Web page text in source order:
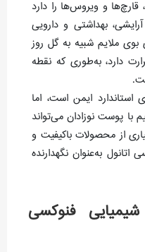
قارچ‌ها و ویروس‌ها را دارد
بهداشتی و دارویی
ملایم شبیه به گل روز
دارد، به‌طوری که نقطه
ایمن است، اما
پوست نوزادان می‌تواند
از محصولات باکیفیت و
به‌عنوان نگهدارنده
فنوکسی